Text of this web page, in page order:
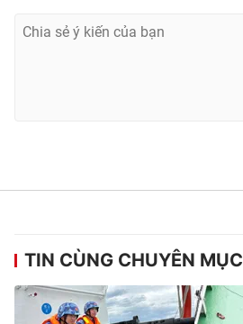
TIN CÙNG CHUYÊN MỤC